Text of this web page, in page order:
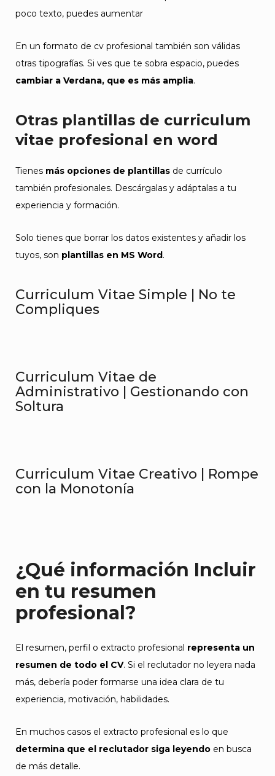
poco texto, puedes aumentar
En un formato de cv profesional también son válidas
otras tipografías. Si ves que te sobra espacio, puedes
cambiar a Verdana, que es más amplia.
Otras plantillas de curriculum
vitae profesional en word
Tienes más opciones de plantillas de currículo
también profesionales. Descárgalas y adáptalas a tu
experiencia y formación.
Solo tienes que borrar los datos existentes y añadir los
tuyos, son plantillas en MS Word.
Curriculum Vitae Simple | No te
Compliques
Curriculum Vitae de
Administrativo | Gestionando con
Soltura
Curriculum Vitae Creativo | Rompe
con la Monotonía
¿Qué información Incluir
en tu resumen
profesional?
El resumen, perfil o extracto profesional representa un
resumen de todo el CV. Si el reclutador no leyera nada
más, debería poder formarse una idea clara de tu
experiencia, motivación, habilidades.
En muchos casos el extracto profesional es lo que
determina que el reclutador siga leyendo en busca
de más detalle.